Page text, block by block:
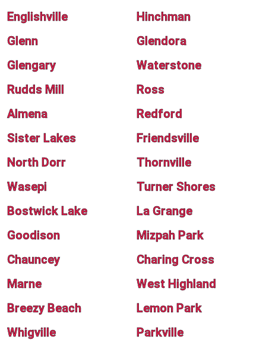
Englishville
Hinchman
Glenn
Glendora
Glengary
Waterstone
Rudds Mill
Ross
Almena
Redford
Sister Lakes
Friendsville
North Dorr
Thornville
Wasepi
Turner Shores
Bostwick Lake
La Grange
Goodison
Mizpah Park
Chauncey
Charing Cross
Marne
West Highland
Breezy Beach
Lemon Park
Whigville
Parkville